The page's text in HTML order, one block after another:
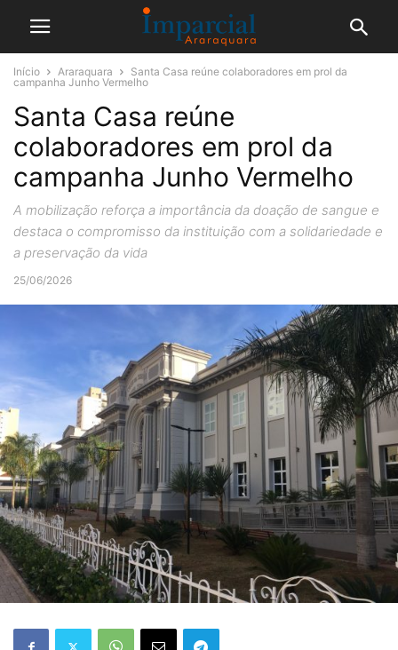
Início Araraquara
Santa Casa reúne colaboradores em prol da
campanha Junho Vermelho
Santa Casa reúne
colaboradores em prol da
campanha Junho Vermelho
A mobilização reforça a importância da doação de sangue e
destaca o compromisso da instituição com a solidariedade e
a preservação da vida
25/06/2026